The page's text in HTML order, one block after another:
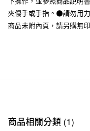
玉山商業銀行
台新國際商業銀行
台灣樂天信用卡公司
運送方式
夾傷手或手指。●請勿用
商品未附內頁，請另購無
商品相關分類 (1)